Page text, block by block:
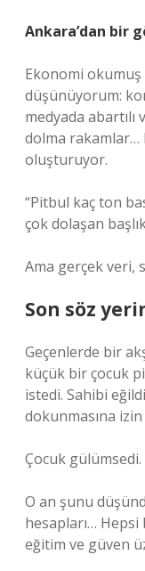
Ankara’dan bir
Ekonomi
düşünüyorum:
medyada
dolma rakamlar…
oluşturuyor.
“Pitbul kaç ton
çok dolaşan
Ama gerçek veri,
Son söz
Geçenlerde bir
küçük bir çocuk
istedi. Sahibi
dokunmasına
Çocuk gülümsedi.
O an şunu
hesapları…
eğitim ve güven